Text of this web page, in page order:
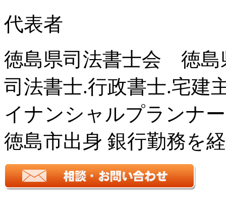
代表者
徳島県司法書士会 徳島
司法書士.行政書士.宅建
イナンシャルプランナ
徳島市出身 銀行勤務を